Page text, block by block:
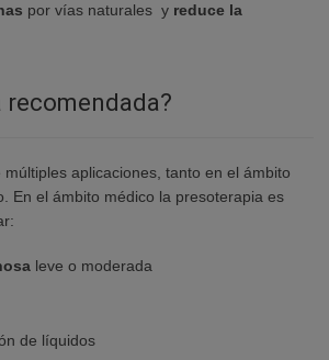
por vías naturales y reduce la
recomendada?
aplicaciones, tanto en el ámbito
En el ámbito médico la presoterapia es
leve o moderada
de líquidos